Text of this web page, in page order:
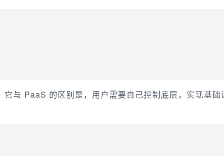
它与 PaaS 的区别是，用户需要自己控制底层，实现基础